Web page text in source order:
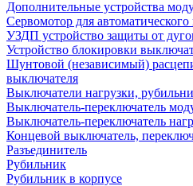
Дополнительные устройства
Сервомотор для
УЗДП устройство защиты от
Устройство блокировки
Шунтовой (независимый)
выключателя
Выключатели нагрузки,
Выключатель-переключатель
Выключатель-переключатель
Концевой выключатель,
Разъединитель
Рубильник
Рубильник в корпусе